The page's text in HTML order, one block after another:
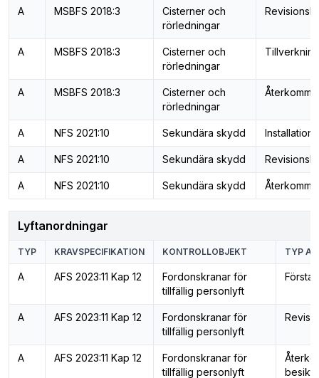
A MSBFS 2018:3
Cisterner och
rörledningar
A MSBFS 2018:3
Cisterner och
rörledningar
A MSBFS 2018:3
Cisterner och
rörledningar
A NFS 2021:10 Sekundära skydd
A NFS 2021:10 Sekundära skydd
A NFS 2021:10 Sekundära skydd
Lyftanordningar
TYP KRAVSPECIFIKATION KONTROLLOBJEKT TYP
A AFS 2023:11 Kap 12
Fordonskranar för
tillfällig personlyft
Första
A AFS 2023:11 Kap 12
Fordonskranar för
tillfällig personlyft
A AFS 2023:11 Kap 12
Fordonskranar för
tillfällig personlyft